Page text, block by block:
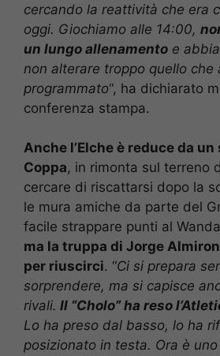
cercando la reattività che era
oggi. Giochiamo alle 14:00,
un lungo allenamento e
non alterare troppo quello che
programmato“, ha dichiarato
conferenza stampa.
Anche l’Elche è reduce da
Coppa, in rimonta sul terreno
cercare di riscattarsi dopo la
le mura amiche da parte del
facile strappare punti al
ma la truppa di Jorge
per riuscirci. “Ci si prepara
sorprendere, ma si capisce
rivali. Il “Cholo” ha reso
Lo ha preso dal basso, lo ha
posizionato in testa. Ora è